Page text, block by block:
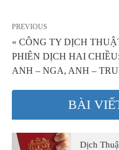
PREVIOUS
« CÔNG TY DỊCH
PHIÊN DỊCH HAI
ANH – NGA, ANH –
BÀI
Dịch